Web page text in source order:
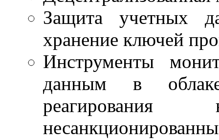
Защита учетных
хранение ключей
Инструменты
данным в